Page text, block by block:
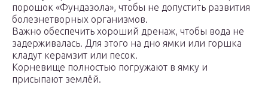
порошок «Фундазола», чтобы не допустить развития
болезнетворных организмов.
Важно обеспечить хороший дренаж, чтобы вода не
задерживалась. Для этого на дно ямки или горшка
кладут керамзит или песок.
Корневище полностью погружают в ямку и
присыпают землёй.